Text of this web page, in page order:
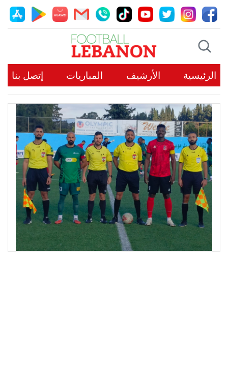
الرئيسية الأرشيف المباريات إتصل بنا